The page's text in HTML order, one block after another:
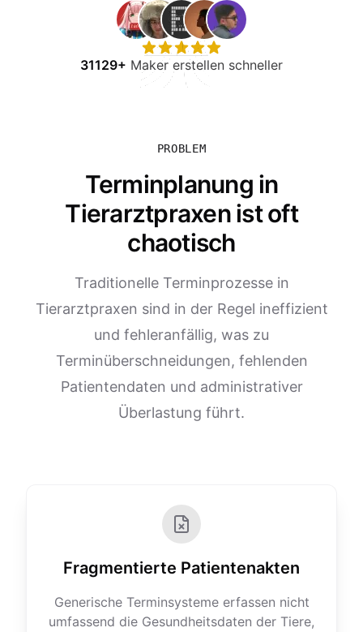
31129+ Maker erstellen schneller
PROBLEM
Terminplanung in
Tierarztpraxen ist oft
chaotisch
Traditionelle Terminprozesse in
Tierarztpraxen sind in der Regel ineffizient
und fehleranfällig, was zu
Terminüberschneidungen, fehlenden
Patientendaten und administrativer
Überlastung führt.
Fragmentierte Patientenakten
Generische Termin­systeme erfassen nicht
umfassend die Gesundheitsdaten der Tiere,